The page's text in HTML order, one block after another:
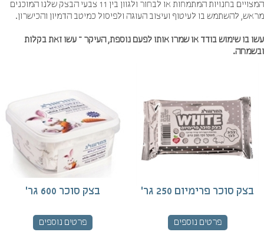
המצויים בחנויות המתמחות או לבחור ולגוון בין 11 צבעי הבצק שלנו המוכנים
להשתמש בו לעיטוף ועיצוב העוגה ולפיסול כמיטב הדמיון והכישרון.
בו שימוש בודד או שמרו אותו לפעם נוספת, העיקר – עשו זאת בקלות
בצק סוכר פרימיום 250 גר'
פרטים נוספים
בצק סוכר 600 גר'
פרטים נוספים